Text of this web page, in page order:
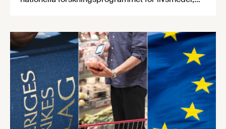
en motståndskraftig livsmedelsförsörjning", och
båda syftar till att bana väg för innovationer som
stärker Sveriges livsmedelsförsörjning.